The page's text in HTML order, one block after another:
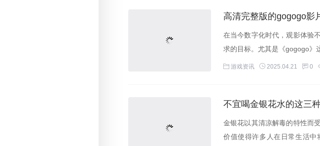
高清完整版的gogogo影
在当今数字化时代，观影体验
求的目标。尤其是《gogogo》
游戏资讯 2025.04.21 0
金银花以其清凉解毒的特性而
价值使得许多人在日常生活中